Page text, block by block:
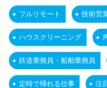
フルリモート 技術営
ハウスクリーニング
鉄道乗務員・船舶乗務員
定時で帰れる仕事 注